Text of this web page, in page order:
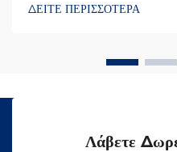
δεδομένα μέσω φωτός αντί για
ΔΕΙΤΕ ΠΕΡΙΣΣΟΤΕΡΑ
Λάβετε